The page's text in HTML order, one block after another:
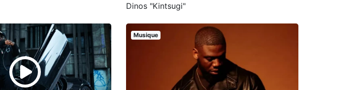
Dinos "Kintsugi"
Musique